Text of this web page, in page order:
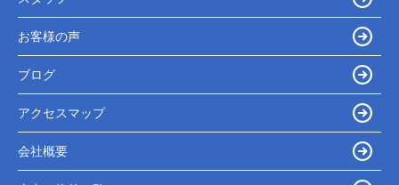
お客様の声
ブログ
アクセスマップ
会社概要